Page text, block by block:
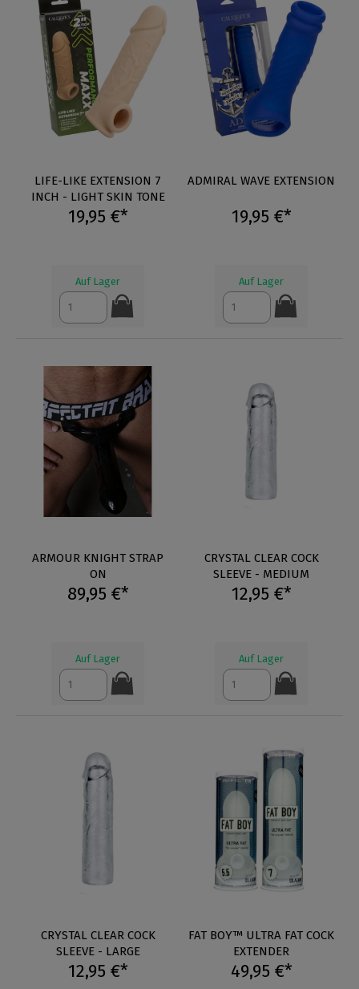
LIFE-LIKE EXTENSION 7
INCH - LIGHT SKIN TONE
19,95 €*
Auf Lager
ADMIRAL WAVE EXTENSION
19,95 €*
Auf Lager
ARMOUR KNIGHT STRAP
ON
89,95 €*
Auf Lager
CRYSTAL CLEAR COCK
SLEEVE - MEDIUM
12,95 €*
Auf Lager
CRYSTAL CLEAR COCK
SLEEVE - LARGE
12,95 €*
FAT BOY™ ULTRA FAT COCK
EXTENDER
49,95 €*